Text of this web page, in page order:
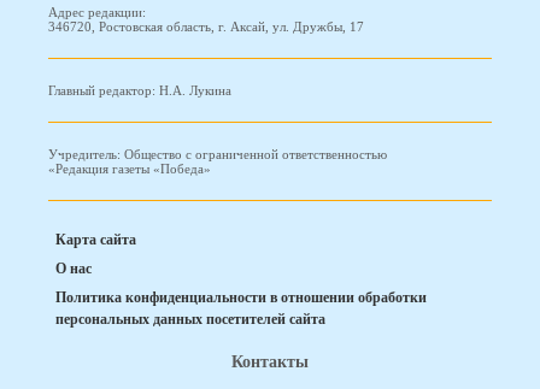
Адрес редакции:
346720, Ростовская область, г. Аксай, ул. Дружбы, 17
Главный редактор: Н.А. Лукина
Учредитель: Общество с ограниченной ответственностью
«Редакция газеты «Победа»
Карта сайта
О нас
Политика конфиденциальности в отношении обработки
персональных данных посетителей сайта
Контакты